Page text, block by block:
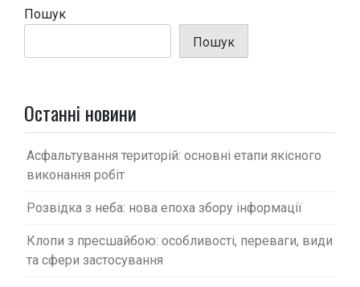
Пошук
Пошук
Останні новини
Асфальтування територій: основні етапи якісного
виконання робіт
Розвідка з неба: нова епоха збору інформації
Клопи з пресшайбою: особливості, переваги, види
та сфери застосування